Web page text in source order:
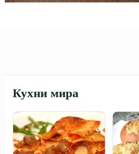
Кухни мира